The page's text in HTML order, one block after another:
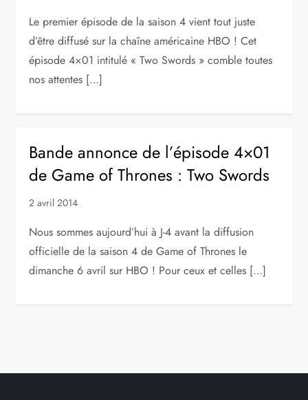
Le premier épisode de la saison 4 vient tout juste
d’être diffusé sur la chaîne américaine HBO ! Cet
épisode 4×01 intitulé « Two Swords » comble toutes
nos attentes […]
Bande annonce de l’épisode 4×01
de Game of Thrones : Two Swords
2 avril 2014
Nous sommes aujourd’hui à J-4 avant la diffusion
officielle de la saison 4 de Game of Thrones le
dimanche 6 avril sur HBO ! Pour ceux et celles […]